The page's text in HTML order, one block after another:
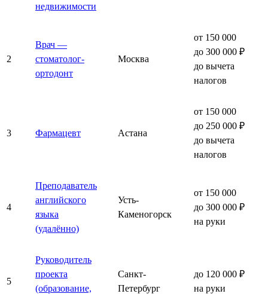
недвижимости
2
Врач —
стоматолог-
ортодонт
Москва
от 150 000
до 300 000 ₽
до вычета
налогов
3 Фармацевт Астана
от 150 000
до 250 000 ₽
до вычета
налогов
4
Преподаватель
английского
языка
(удалённо)
Усть-
Каменогорск
от 150 000
до 300 000 ₽
на руки
5
Руководитель
проекта
(образование,
Санкт-
Петербург
до 120 000 ₽
на руки